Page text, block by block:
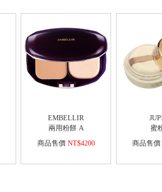
EMBELLIR
兩用粉餅 A
商品售價NT$4200
蜜
商品售價